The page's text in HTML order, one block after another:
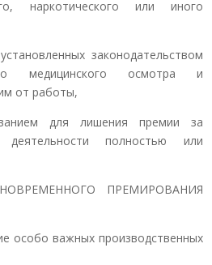
наркотического или иного
законодательством
медицинского осмотра и
от работы,
для лишения премии за
деятельности полностью или
ПРЕМИРОВАНИЯ
особо важных производственных